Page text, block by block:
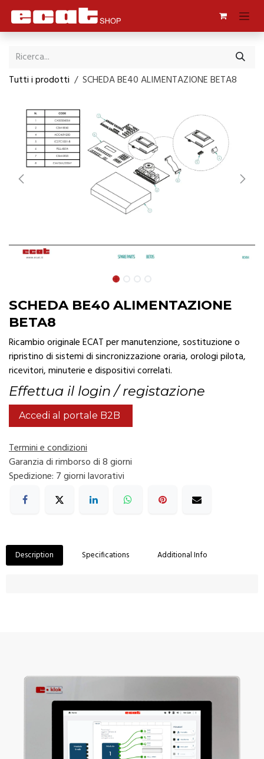
Passa al contenuto
Tutti i prodotti SCHEDA BE40 ALIMENTAZIONE BETA8
SCHEDA BE40 ALIMENTAZIONE
BETA8
Ricambio originale ECAT per manutenzione, sostituzione o
ripristino di sistemi di sincronizzazione oraria, orologi pilota,
ricevitori, minuterie e dispositivi correlati.
Effettua il login / registazione
Accedi al portale B2B
Termini e condizioni
Garanzia di rimborso di 8 giorni
Spedizione: 7 giorni lavorativi
Description Specifications Additional Info